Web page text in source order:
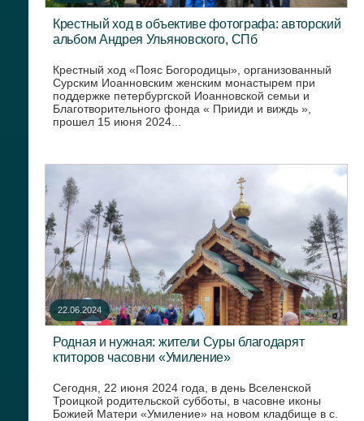
Крестный ход в объективе фотографа: авторский
альбом Андрея Ульяновского, СПб
Крестный ход «Пояс Богородицы», организованный
Сурским Иоанновским женским монастырем при
поддержке петербургской Иоанновской семьи и
Благотворительного фонда « Прииди и виждь »,
прошел 15 июня 2024...
22.06.2024
Родная и нужная: жители Суры благодарят
ктиторов часовни «Умиление»
Сегодня, 22 июня 2024 года, в день Вселенской
Троицкой родительской субботы, в часовне иконы
Божией Матери «Умиление» на новом кладбище в с.